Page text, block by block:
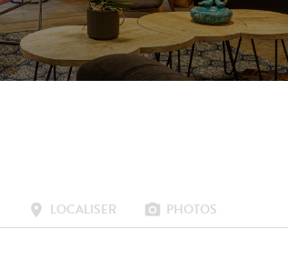
location_on LOCALISER photo_camera PHOTOS